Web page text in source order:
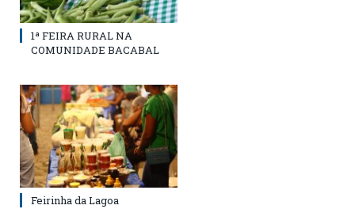
1ª FEIRA RURAL NA
COMUNIDADE BACABAL
Feirinha da Lagoa